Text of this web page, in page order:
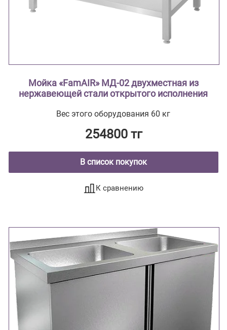
Мойка «FamAIR» МД-02 двухместная из
нержавеющей стали открытого исполнения
Вес этого оборудования 60 кг
254800 тг
В список покупок
К сравнению